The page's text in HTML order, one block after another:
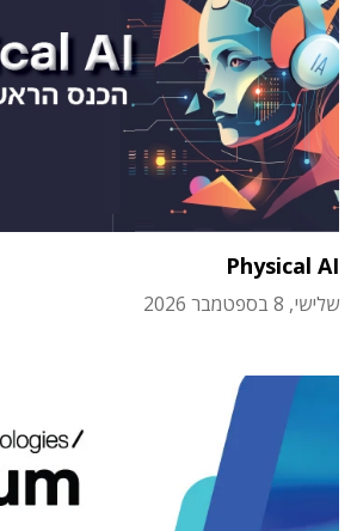
Physical AI
שלישי, 8 בספטמבר 2026